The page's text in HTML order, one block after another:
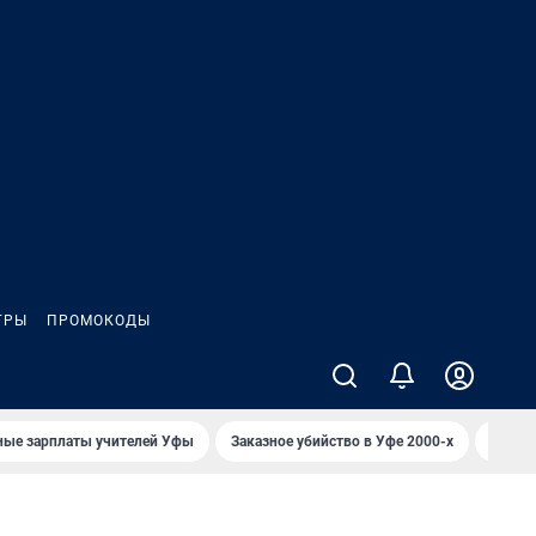
ПРОМОКОДЫ
зарплаты учителей Уфы Заказное убийство в Уфе 2000-х